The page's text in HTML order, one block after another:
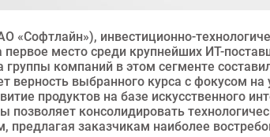
«Софтлайн»), инвестиционно-
первое место среди крупнейших ИТ-
группы компаний в этом сегменте
верность выбранного курса с фокусом
продуктов на базе искусственного
позволяет консолидировать
предлагая заказчикам наиболее